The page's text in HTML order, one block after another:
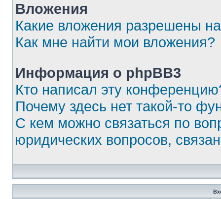
Вложения
Какие вложения разрешены
Как мне найти мои вложения?
Информация о phpBB3
Кто написал эту
Почему здесь нет такой-то
С кем можно связаться по
юридических вопросов,